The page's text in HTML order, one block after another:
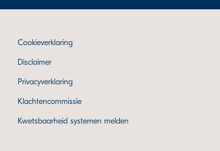
Cookieverklaring
Disclaimer
Privacyverklaring
Klachtencommissie
Kwetsbaarheid systemen melden